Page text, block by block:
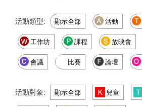
活動類型: 顯示全部 活動
工作坊 課程 放映會
會議 比賽 論壇
活動對象: 顯示全部 兒童